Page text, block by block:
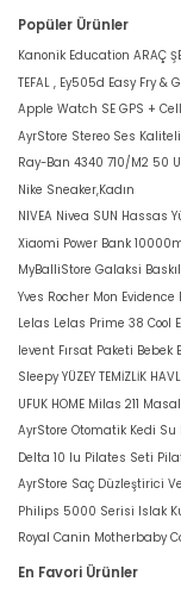
Popüler Ürünler
Kanonik Education ARAÇ
TEFAL , Ey505d Easy Fry &
Apple Watch SE GPS +
AyrStore Stereo Ses
Ray-Ban 4340 710/M2 50
Nike Sneaker,Kadın
NIVEA Nivea SUN Hassas
Xiaomi Power Bank
MyBalliStore Galaksi
Yves Rocher Mon Evidence
Lelas Lelas Prime 38 Cool
levent Fırsat Paketi
Sleepy YÜZEY TEMİZLİK
UFUK HOME Milas 211
AyrStore Otomatik Kedi Su
Delta 10 lu Pilates Seti
AyrStore Saç Düzleştirici
Philips 5000 Serisi Islak
Royal Canin Motherbaby
En Favori Ürünler